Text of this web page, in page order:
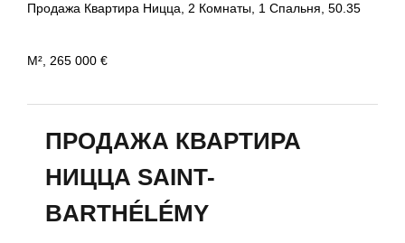
Продажа Квартира Ницца, 2 Комнаты, 1 Спальня, 50.35
М², 265 000 €
ПРОДАЖА КВАРТИРА
НИЦЦА SAINT-
BARTHÉLÉMY